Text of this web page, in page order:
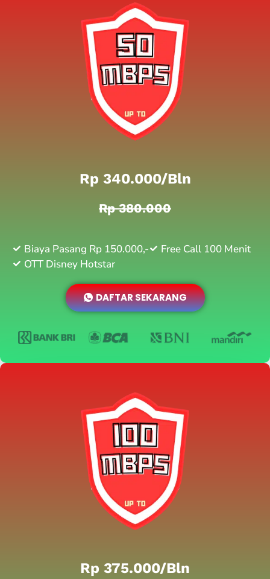
Rp 340.000/bln
Rp 380.000
Biaya Pasang Rp 150.000,-
Free Call 100 Menit
OTT Disney Hotstar
DAFTAR SEKARANG
Rp 375.000/bln